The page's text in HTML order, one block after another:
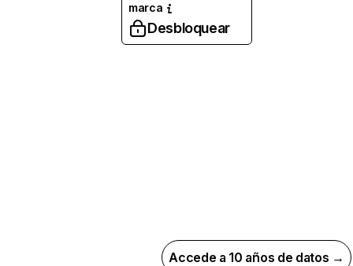
marca
Desbloquear
Accede a 10 años de datos →